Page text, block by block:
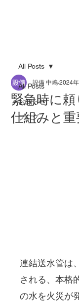
All Posts
お知らせ
ブログ
All Posts
緊急時に
仕組みと重
設備 中嶋 2024
連結送水管は
される、本格
の水を火災が